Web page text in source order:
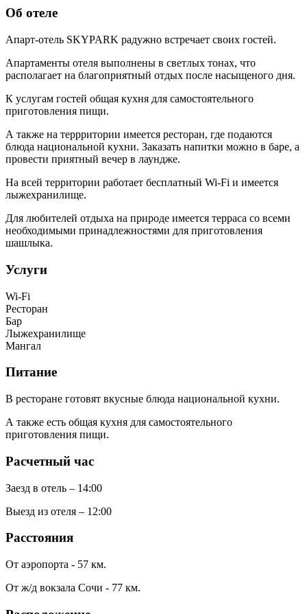
Об отеле
Апарт-отель SKYPARK радужно встречает своих гостей.
Апартаменты отеля выполнены в светлых тонах, что
располагает на благоприятный отдых после насыщеного дня.
К услугам гостей общая кухня для самостоятельного
приготовления пищи.
А также на террритории имеется ресторан, где подаются
блюда национальной кухни. Заказать напитки можно в баре, а
провести приятный вечер в лаундже.
На всей территории работает бесплатный Wi-Fi и имеется
лыжехранилище.
Для любителей отдыха на природе имеется терраса со всеми
необходимыми принадлежностями для приготовления
шашлыка.
Услуги
Wi-Fi
Ресторан
Бар
Лыжехранилище
Мангал
Питание
В ресторане готовят вкусные блюда национальной кухни.
А также есть общая кухня для самостоятельного
приготовления пищи.
Расчетный час
Заезд в отель – 14:00
Выезд из отеля – 12:00
Расстояния
От аэропорта - 57 км.
От ж/д вокзала Сочи - 77 км.